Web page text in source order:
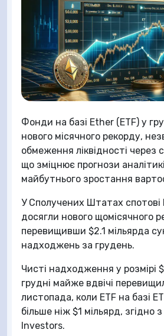
Фонди на базі Ether (ETF) у
нового місячного рекорду,
обмеження ліквідності через
що зміцнює прогнози
майбутнього зростання
У Сполучених Штатах спотові
досягли нового щомісячного
перевищивши $2.1 мільярда
надходжень за грудень.
Чисті надходження у розмірі
грудні майже вдвічі
листопада, коли ETF на базі
більше ніж $1 мільярд, згідно
Investors.